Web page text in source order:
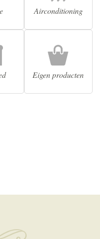
Airconditioning
Eigen producten